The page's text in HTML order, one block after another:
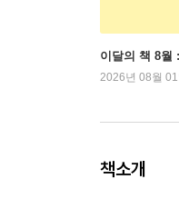
이달의 책 8월
2026년 08월
책소개